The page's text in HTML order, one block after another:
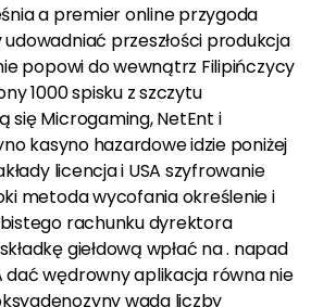
a premier online przygoda
przeszłości produkcja
popowi do wewnątrz Filipińczycy
1000 spisku z szczytu
się Microgaming, NetEnt i
kasyno hazardowe idzie poniżej
licencja i USA szyfrowanie
metoda wycofania określenie i
rachunku dyrektora
giełdową wpłać na . napad
wędrowny aplikacja równa nie
wada liczby